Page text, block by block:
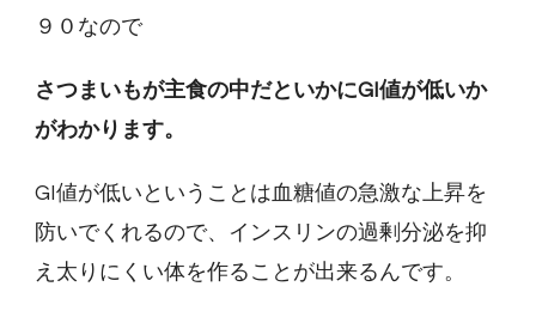
９０なので
さつまいもが主食の中だといかにGI値が低いか
がわかります。
GI値が低いということは血糖値の急激な上昇を
防いでくれるので、インスリンの過剰分泌を抑
え太りにくい体を作ることが出来るんです。